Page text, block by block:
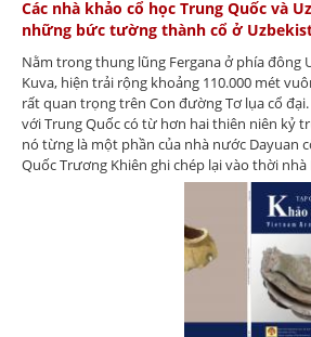
Các nhà khảo cổ học Trung Quốc và
những bức tường thành cổ ở
Nằm trong thung lũng Fergana ở phía đông
Kuva, hiện trải rộng khoảng 110.000 mét
rất quan trọng trên Con đường Tơ lụa cổ
với Trung Quốc có từ hơn hai thiên niên kỷ
nó từng là một phần của nhà nước Dayuan
Quốc Trương Khiên ghi chép lại vào thời nhà